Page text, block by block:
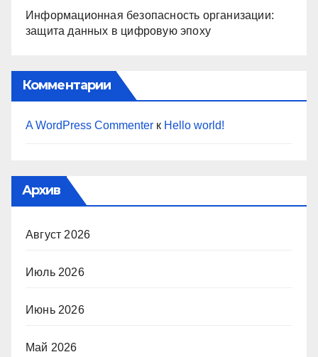
Информационная безопасность организации:
защита данных в цифровую эпоху
Комментарии
A WordPress Commenter к Hello world!
Архив
Август 2026
Июль 2026
Июнь 2026
Май 2026